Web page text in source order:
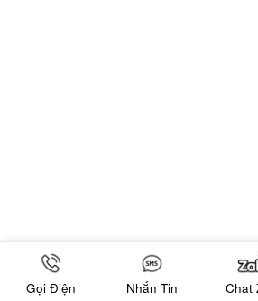
Gọi Điện Nhắn Tin Chat